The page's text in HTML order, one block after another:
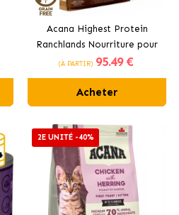
Acana Highest Protein
Ranchlands Nourriture pour
chiens
(À PARTIR) 95.49 €
Acheter
2E UNITÉ -40%